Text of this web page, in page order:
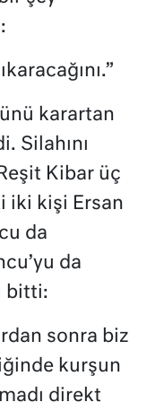
karartan
Silahını
Kibar üç
iki kişi Ersan
da
da
bitti:
sonra biz
kurşun
direkt